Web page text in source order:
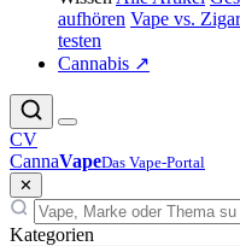
aufhören Vape vs.
testen
Cannabis ↗
CV
CannaVapeDas Vape-Portal
✕
Kategorien